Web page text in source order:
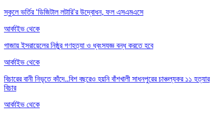
স্কুলে ভর্তির ‘ডিজিটাল লটারি’র উদ্বোধন, ফল এসএমএসে
আর্কাইভ থেকে
গাজায় ইসরায়েলের নিষ্ঠুর গণহত্যা ও ধ্বংসযজ্ঞ বন্ধ করতে হবে
আর্কাইভ থেকে
বিচারের বানী নিভৃতে কাঁদে..বিশ বছরেও হয়নি বাঁশখালী সাধনপুরের চাঞ্চল্যকর ১১ হত্যার
বিচার
আর্কাইভ থেকে